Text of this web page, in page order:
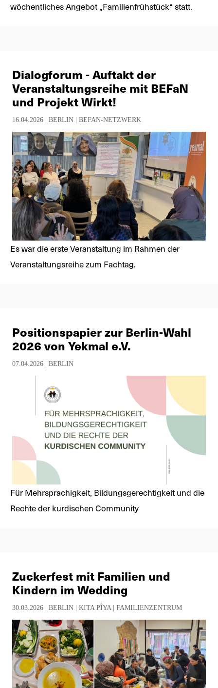
wöchentliches Angebot „Familienfrühstück“ statt.
Dialogforum - Auftakt der
Veranstaltungsreihe mit BEFaN
und Projekt Wirkt!
16.04.2026 | BERLIN BEFAN-NETZWERK
Es war die erste Veranstaltung im Rahmen der
Veranstaltungsreihe zum Fachtag.
Positionspapier zur Berlin-Wahl
2026 von Yekmal e.V.
07.04.2026 | BERLIN
Für Mehrsprachigkeit, Bildungsgerechtigkeit und die
Rechte der kurdischen Community
Zuckerfest mit Familien und
Kindern im Wedding
30.03.2026 | BERLIN KITA PÎYA| FAMILIENZENTRUM